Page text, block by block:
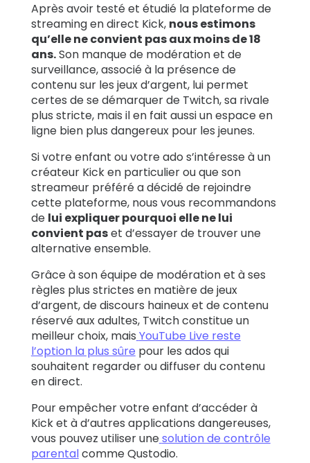
Après avoir testé et étudié la plateforme de
streaming en direct Kick, nous estimons
qu’elle ne convient pas aux moins de 18
ans.Son manque de modération et de
surveillance, associé à la présence de
contenu sur les jeux d’argent, lui permet
certes de se démarquer de Twitch, sa rivale
plus stricte, mais il en fait aussi un espace en
ligne bien plus dangereux pour les jeunes.
Si votre enfant ou votre ado s’intéresse à un
créateur Kick en particulier ou que son
streameur préféré a décidé de rejoindre
cette plateforme, nous vous recommandons
de lui expliquer pourquoi elle ne lui
convient paset d’essayer de trouver une
alternative ensemble.
Grâce à son équipe de modération et à ses
règles plus strictes en matière de jeux
d’argent, de discours haineux et de contenu
réservé aux adultes, Twitch constitue un
meilleur choix, mais YouTube Live reste
l’option la plus sûre pour les ados qui
souhaitent regarder ou diffuser du contenu
en direct.
Pour empêcher votre enfant d’accéder à
Kick et à d’autres applications dangereuses,
vous pouvez utiliser unesolution de contrôle
parentalcomme Qustodio.